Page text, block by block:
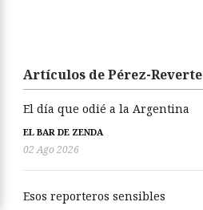
Artículos de Pérez-Reverte
El día que odié a la Argentina
EL BAR DE ZENDA
02 Ago 2026
Esos reporteros sensibles